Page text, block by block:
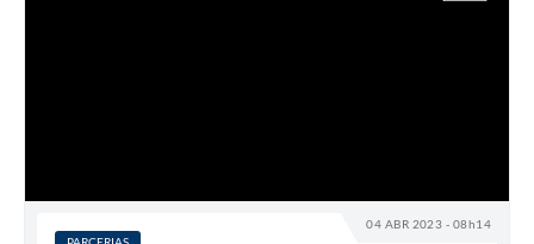
04 ABR 2023 - 08h14